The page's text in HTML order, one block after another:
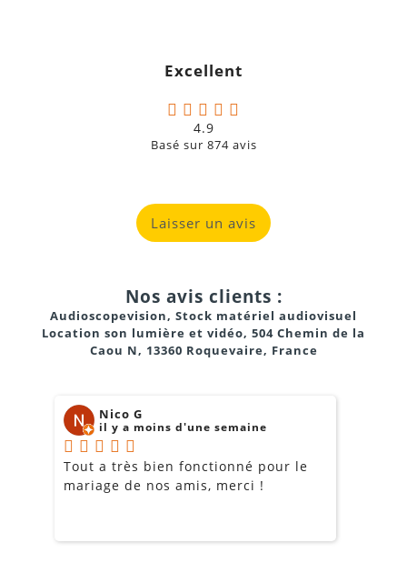
Excellent
4.9
Basé sur 874avis
Laisser un avis
Nos avis clients :
Audioscopevision, Stock matériel audiovisuel
Location son lumière et vidéo, 504 Chemin de la
Caou N, 13360 Roquevaire, France
Nico G
il y a moins d'une semaine
Tout a très bien fonctionné pour le
mariage de nos amis, merci !